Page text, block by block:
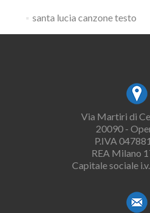
santa lucia canzone testo
Via Martiri di
20090 -
P.IVA
REA Milano
Capitale sociale